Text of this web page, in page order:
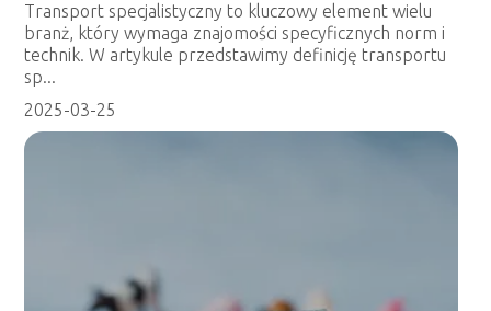
Transport specjalistyczny to kluczowy element wielu
branż, który wymaga znajomości specyficznych norm i
technik. W artykule przedstawimy definicję transportu
sp...
2025-03-25